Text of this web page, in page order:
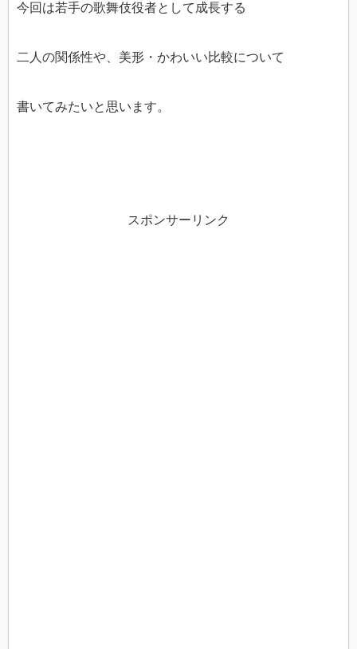
今回は若手の歌舞伎役者として成長する
二人の関係性や、美形・かわいい比較について
書いてみたいと思います。
スポンサーリンク